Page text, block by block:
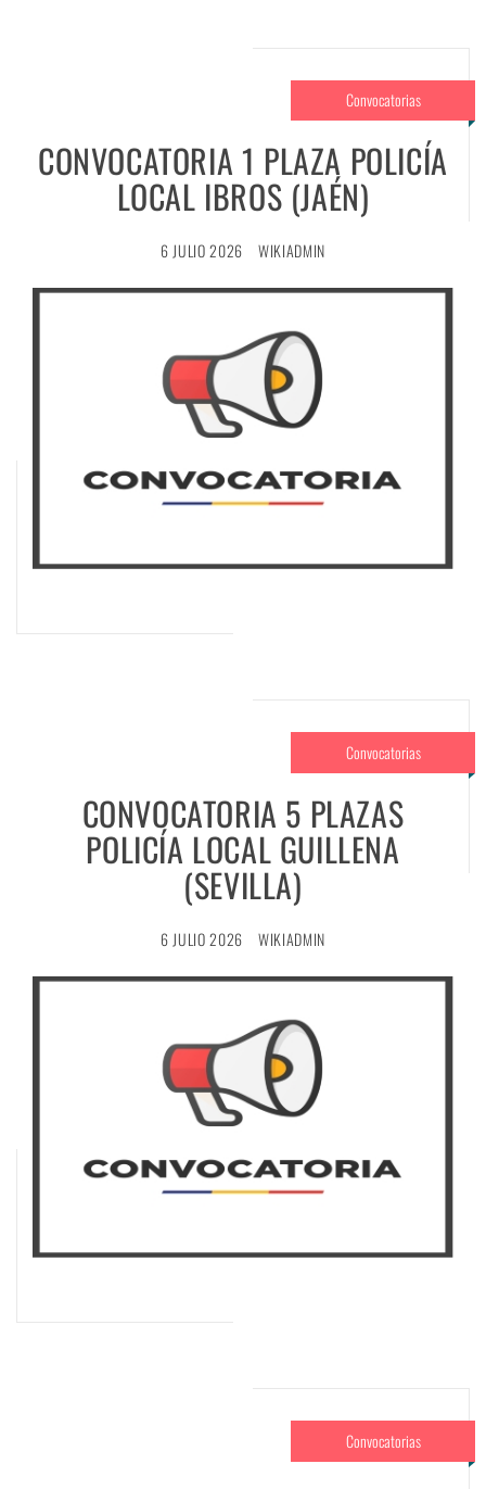
Convocatorias
CONVOCATORIA 1 PLAZA POLICÍA
LOCAL IBROS (JAÉN)
6 JULIO 2026 WIKIADMIN
Convocatorias
CONVOCATORIA 5 PLAZAS
POLICÍA LOCAL GUILLENA
(SEVILLA)
6 JULIO 2026 WIKIADMIN
Convocatorias